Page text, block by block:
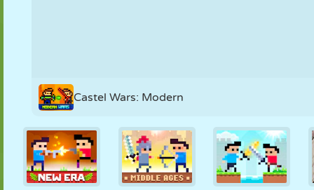
Castel Wars: Modern